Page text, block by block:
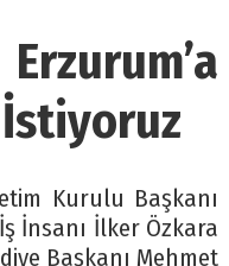
Kurulu Başkanı
İnsanı İlker Özkara
Başkanı Mehmet